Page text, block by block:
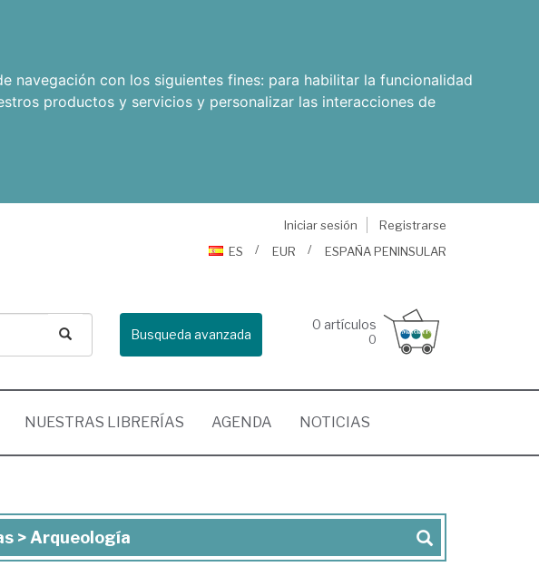
navegación con los siguientes fines: para habilitar la funcionalidad
productos y servicios y personalizar las interacciones de
Iniciar sesión
Registrarse
ES
EUR ESPAÑA PENINSULAR
Busqueda avanzada
0 artículos
0
NUESTRAS LIBRERÍAS AGENDA NOTICIAS
> Arqueología